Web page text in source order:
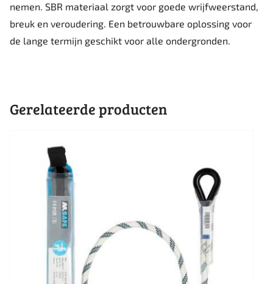
nemen. SBR materiaal zorgt voor goede wrijfweerstand,
breuk en veroudering. Een betrouwbare oplossing voor
de lange termijn geschikt voor alle ondergronden.
Gerelateerde producten